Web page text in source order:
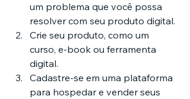
um problema que você possa
resolver com seu produto digital.
Crie seu produto, como um
curso, e-book ou ferramenta
digital.
Cadastre-se em uma plataforma
para hospedar e vender seus